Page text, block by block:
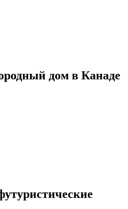
дом в Канаде